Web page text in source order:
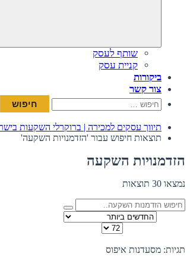
שותף לעסק
קניית עסק
ביקורות
צור קשר
חיפוש:
תיווך עסקים למכירה | ברוקרלי השקעות
תוצאות חיפוש עבור 'הזדמנויות השקעה'
הזדמנויות השקעה
נמצאו 30 תוצאות
תגיות: מסעדנות איפוס